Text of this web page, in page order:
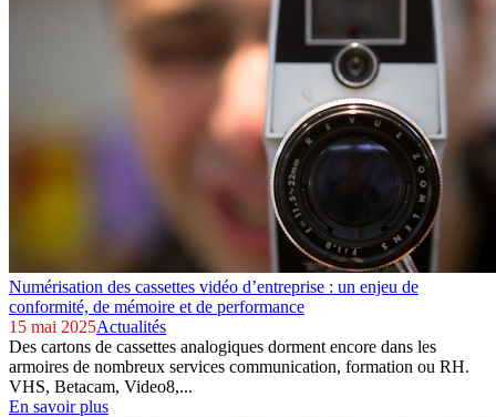
Numérisation des cassettes vidéo d’entreprise : un enjeu de
conformité, de mémoire et de performance
15 mai 2025Actualités
Des cartons de cassettes analogiques dorment encore dans les
armoires de nombreux services communication, formation ou RH.
VHS, Betacam, Video8,...
En savoir plus